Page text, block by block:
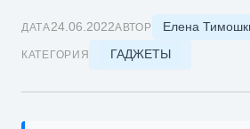
ДАТА24.06.2022АВТОР Елена
КАТЕГОРИЯ ГАДЖЕТЫ